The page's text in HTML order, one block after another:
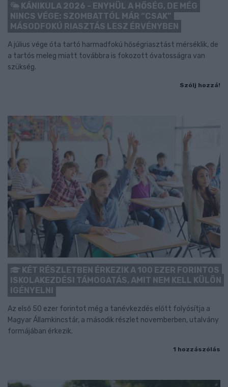
KÁNIKULA 2026 - ENYHÜL A HŐSÉG, DE MÉG
NINCS VÉGE: SZOMBATTÓL MÁR “CSAK”
MÁSODFOKÚ RIASZTÁS LESZ ÉRVÉNYBEN
A július vége óta tartó harmadfokú hőségriasztást mérséklik, de
a tartós meleg miatt továbbra is fokozott óvatosságra van
szükség.
Szólj hozzá!
KÉT RÉSZLETBEN ÉRKEZIK A 100 EZER FORINTOS
ISKOLAKEZDÉSI TÁMOGATÁS, AMIT NEM KELL KÜLÖN
IGÉNYELNI
Az első 50 ezer forintot még a tanévkezdés előtt folyósítja a
Magyar Államkincstár, a második részlet novemberben, utalvány
formájában érkezik.
1 hozzászólás